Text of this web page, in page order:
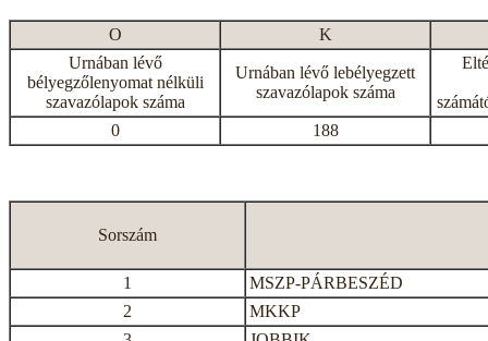
O
K
Urnában lévő
bélyegzőlenyomat nélküli
szavazólapok száma
Urnában lévő lebélyegzett
szavazólapok száma
0
188
Sorszám
1
MSZP-PÁRBESZÉD
2
MKKP